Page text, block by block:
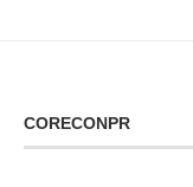
CORECONPR